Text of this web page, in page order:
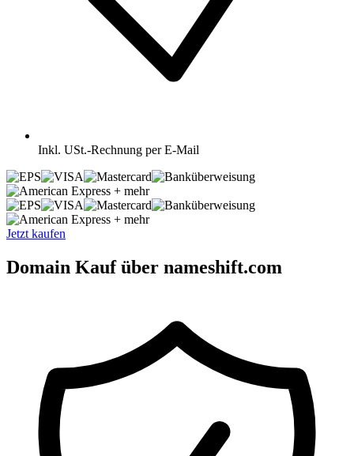
Inkl. USt.-Rechnung per E-Mail
+ mehr
+ mehr
Jetzt kaufen
Domain Kauf über nameshift.com